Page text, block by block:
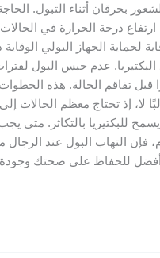
بحرقان أثناء التبول.
درجة الحرارة في الحالات
الجهاز البولي الوقاية
عدم حبس البول
قبل تفاقم الحالة. هذه
لا، إذ تحتاج معظم
للبكتيريا بالتكاثر. متى
التهاب البول عند الرجال
للحفاظ على صحتك وجودة